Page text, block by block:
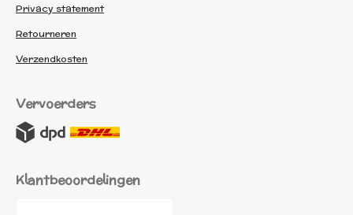
Privacy statement
Retourneren
Verzendkosten
Vervoerders
Klantbeoordelingen